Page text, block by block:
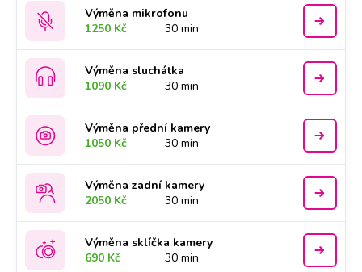
Výměna mikrofonu
1250 Kč
30 min
Výměna sluchátka
1090 Kč
30 min
Výměna přední kamery
1050 Kč
30 min
Výměna zadní kamery
2050 Kč
30 min
Výměna sklíčka kamery
690 Kč
30 min